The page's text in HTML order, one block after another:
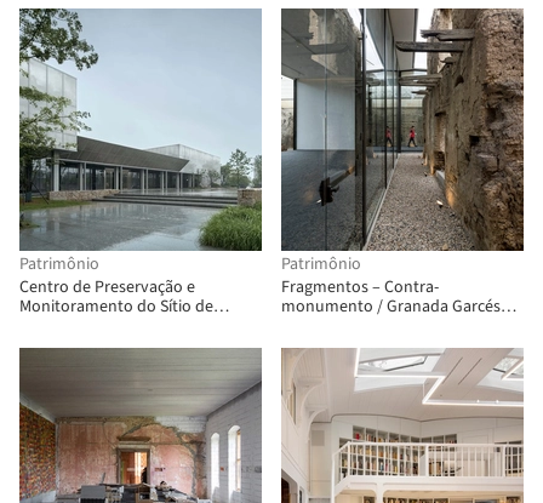
Patrimônio
Centro de Preservação e
Monitoramento do Sítio de
Patrimônio
Fragmentos – Contra-
monumento / Granada Garcés